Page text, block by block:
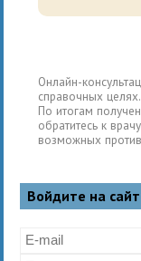
Онлайн-
справочных целях.
По итогам
обратитесь к
возможных
Войдите на сайт